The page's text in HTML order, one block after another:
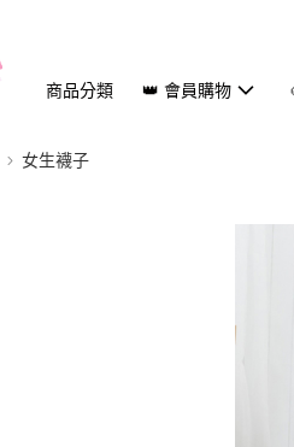
商品分類 👑 會員購物
女生襪子